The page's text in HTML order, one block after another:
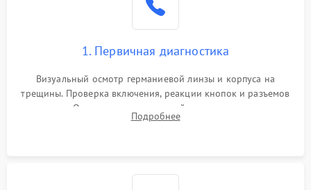
1. Первичная диагностика
Визуальный осмотр германиевой линзы и корпуса на
трещины. Проверка включения, реакции кнопок и разъемов
зарядки. Оценка вывода тепловой сигнатуры на экран,
проверка базовых функций и считывание системных
Подробнее